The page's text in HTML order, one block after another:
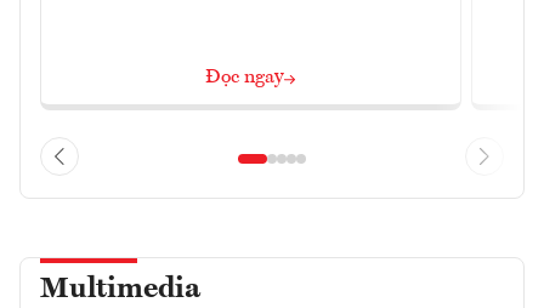
Đọc ngay
Multimedia